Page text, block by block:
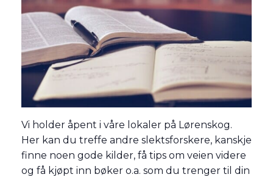
Vi holder åpent i våre lokaler på Lørenskog.
Her kan du treffe andre slektsforskere, kanskje
finne noen gode kilder, få tips om veien videre
og få kjøpt inn bøker o.a. som du trenger til din